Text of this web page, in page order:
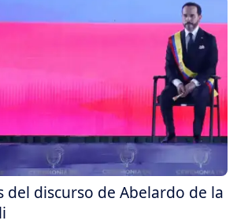
del discurso de Abelardo de la